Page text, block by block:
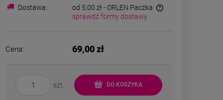
Dostawa:
od 5,00 zł- ORLEN Paczka
sprawdź formy dostawy
Cena: 69,00 zł
szt. DO KOSZYKA